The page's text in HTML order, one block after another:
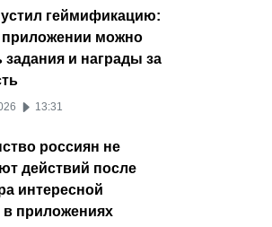
геймификацию:
приложении можно
задания и награды за
13:31
россиян не
действий после
интересной
приложениях